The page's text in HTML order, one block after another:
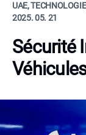
UAE,
2025. 05. 21
Sécurité